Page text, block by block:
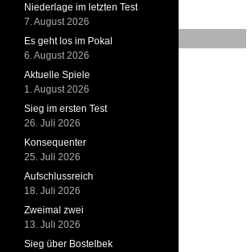
Niederlage im letzten Test
7. August 2026
Es geht los im Pokal
6. August 2026
Aktuelle Spiele
1. August 2026
Sieg im ersten Test
26. Juli 2026
Konsequenter
25. Juli 2026
Aufschlussreich
18. Juli 2026
Zweimal zwei
13. Juli 2026
Sieg über Bostelbek